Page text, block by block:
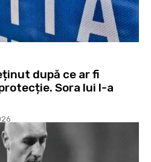
după ce ar fi
Sora lui l-a